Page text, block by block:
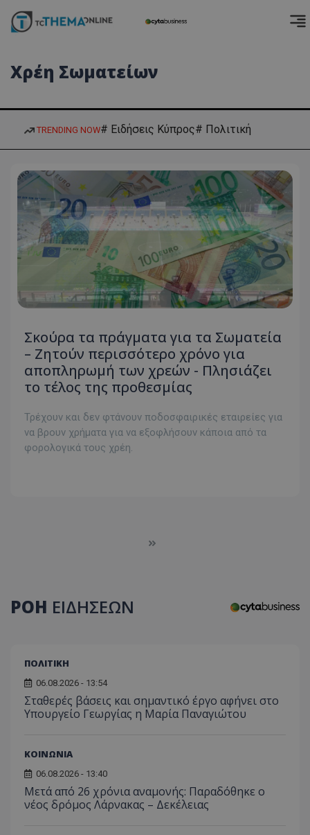
Χρέη Σωματείων
TRENDING NOW# Ειδήσεις Κύπρος# Πολιτική
Σκούρα τα πράγματα για τα Σωματεία
– Ζητούν περισσότερο χρόνο για
αποπληρωμή των χρεών - Πλησιάζει
το τέλος της προθεσμίας
Τρέχουν και δεν φτάνουν ποδοσφαιρικές εταιρείες για
να βρουν χρήματα για να εξοφλήσουν κάποια από τα
φορολογικά τους χρέη.
ΡΟΗ ΕΙΔΗΣΕΩΝ
ΠΟΛΙΤΙΚΗ
06.08.2026 - 13:54
Σταθερές βάσεις και σημαντικό έργο αφήνει στο
Υπουργείο Γεωργίας η Μαρία Παναγιώτου
ΚΟΙΝΩΝΙΑ
06.08.2026 - 13:40
Μετά από 26 χρόνια αναμονής: Παραδόθηκε ο
νέος δρόμος Λάρνακας – Δεκέλειας